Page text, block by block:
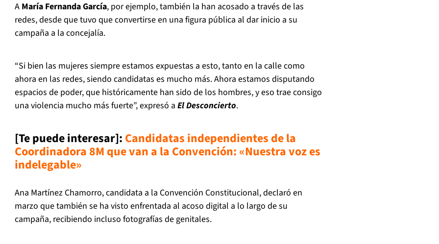
A María Fernanda García, por ejemplo, también la han acosado a través de las
redes, desde que tuvo que convertirse en una figura pública al dar inicio a su
campaña a la concejalía.
“Si bien las mujeres siempre estamos expuestas a esto, tanto en la calle como
ahora en las redes, siendo candidatas es mucho más. Ahora estamos disputando
espacios de poder, que históricamente han sido de los hombres, y eso trae consigo
una violencia mucho más fuerte”, expresó a El Desconcierto.
[Te puede interesar]: Candidatas independientes de la
Coordinadora 8M que van a la Convención: «Nuestra voz es
indelegable»
Ana Martínez Chamorro, candidata a la Convención Constitucional, declaró en
marzo que también se ha visto enfrentada al acoso digital a lo largo de su
campaña, recibiendo incluso fotografías de genitales.